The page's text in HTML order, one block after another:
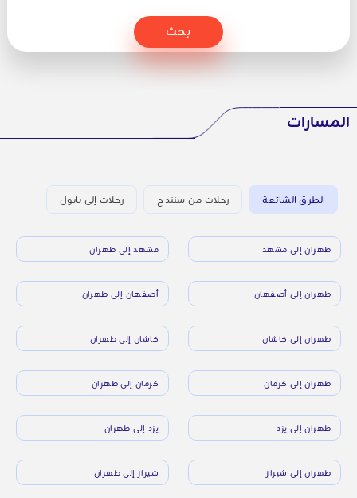
بحث
المسارات
الطرق الشائعة رحلات من سنندج رحلات إلى بابول
طهران إلى مشهد مشهد إلى طهران
طهران إلى أصفهان أصفهان إلى طهران
طهران إلى كاشان كاشان إلى طهران
طهران إلى كرمان كرمان إلى طهران
طهران إلى يزد يزد إلى طهران
طهران إلى شيراز شيراز إلى طهران